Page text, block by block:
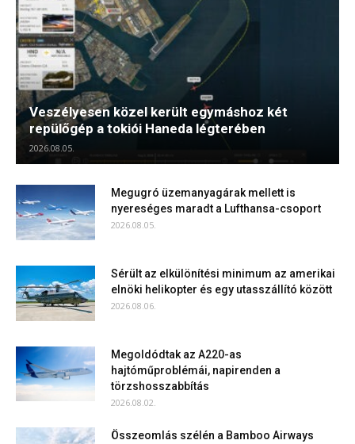
Veszélyesen közel került egymáshoz két
repülőgép a tokiói Haneda légterében
2026.08.05.
Megugró üzemanyagárak mellett is
nyereséges maradt a Lufthansa-csoport
2026.08.05.
Sérült az elkülönítési minimum az amerikai
elnöki helikopter és egy utasszállító között
2026.08.06.
Megoldódtak az A220-as
hajtóműproblémái, napirenden a
törzshosszabbítás
2026.08.02.
Összeomlás szélén a Bamboo Airways